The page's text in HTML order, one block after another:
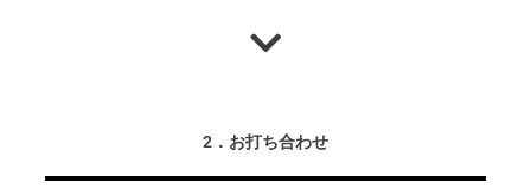
2．お打ち合わせ